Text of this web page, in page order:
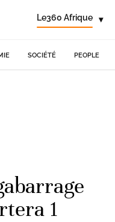
Le360 Afrique ▾
SOCIÉTÉ PEOPLE
1